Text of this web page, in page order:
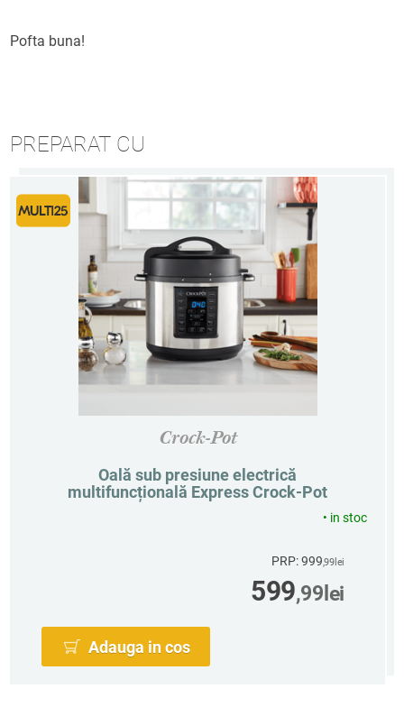
Pofta buna!
PREPARAT CU
Crock-Pot
Oală sub presiune electrică
multifuncțională Express Crock-Pot
• in stoc
PRP: 999,99 lei
599,99 lei
Adauga in cos